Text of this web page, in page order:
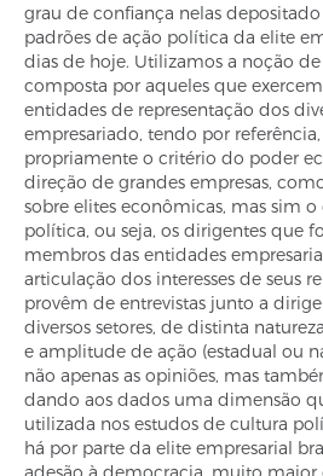
grau de confiança nelas
padrões de ação política da elite
dias de hoje. Utilizamos a noção
composta por aqueles que
entidades de representação dos
empresariado, tendo por
propriamente o critério do poder
direção de grandes empresas,
sobre elites econômicas, mas sim o
política, ou seja, os dirigentes que
membros das entidades
articulação dos interesses de seus
provêm de entrevistas junto a
diversos setores, de distinta
e amplitude de ação (estadual ou
não apenas as opiniões, mas
dando aos dados uma dimensão
utilizada nos estudos de cultura
há por parte da elite empresarial
adesão à democracia, muito